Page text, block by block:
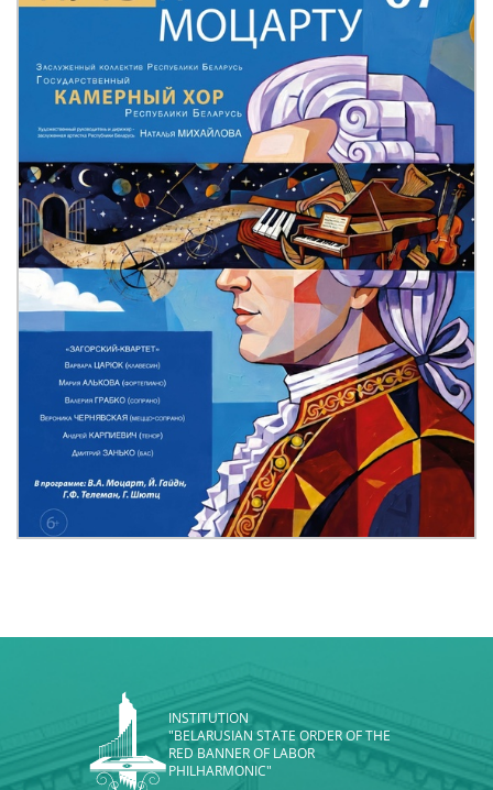
INSTITUTION
"BELARUSIAN STATE ORDER OF THE
RED BANNER OF LABOR
PHILHARMONIC"